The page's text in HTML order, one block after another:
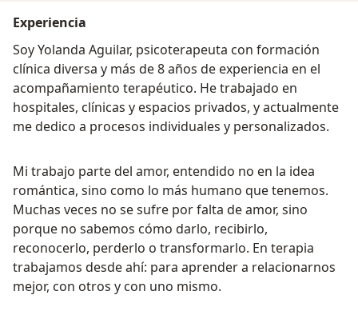
Experiencia
Soy Yolanda Aguilar, psicoterapeuta con formación
clínica diversa y más de 8 años de experiencia en el
acompañamiento terapéutico. He trabajado en
hospitales, clínicas y espacios privados, y actualmente
me dedico a procesos individuales y personalizados.
Mi trabajo parte del amor, entendido no en la idea
romántica, sino como lo más humano que tenemos.
Muchas veces no se sufre por falta de amor, sino
porque no sabemos cómo darlo, recibirlo,
reconocerlo, perderlo o transformarlo. En terapia
trabajamos desde ahí: para aprender a relacionarnos
mejor, con otros y con uno mismo.